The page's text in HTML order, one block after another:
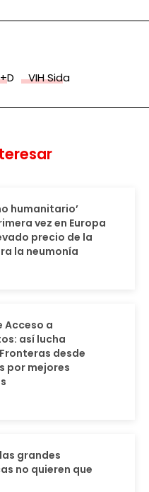
VIH Sida
humanitario’
vez en Europa
precio de la
la neumonía
Acceso a
así lucha
desde
por mejores
grandes
no quieren que